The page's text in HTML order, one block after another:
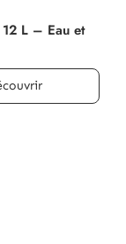
L – Eau et